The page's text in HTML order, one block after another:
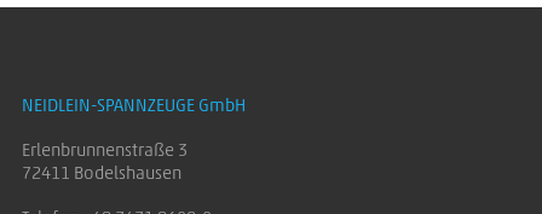
NEIDLEIN-SPANNZEUGE GmbH
Erlenbrunnenstraße 3
72411 Bodelshausen